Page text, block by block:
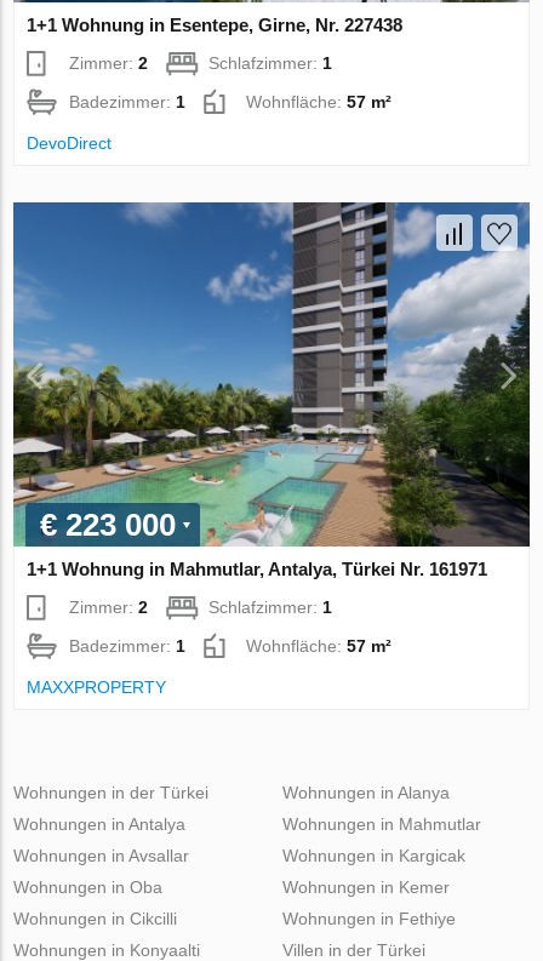
1+1 Wohnung in Esentepe, Girne, Nr. 227438
Zimmer:2 Schlafzimmer: 1
Badezimmer: 1 Wohnfläche:57 m²
DevoDirect
€ 223 000
1+1 Wohnung in Mahmutlar, Antalya, Türkei Nr. 161971
Zimmer:2 Schlafzimmer: 1
Badezimmer: 1 Wohnfläche:57 m²
MAXXPROPERTY
Wohnungen in der Türkei
Wohnungen in Antalya
Wohnungen in Avsallar
Wohnungen in Oba
Wohnungen in Cikcilli
Wohnungen in Alanya
Wohnungen in Mahmutlar
Wohnungen in Kargicak
Wohnungen in Kemer
Wohnungen in Fethiye
Wohnungen in Konyaalti
Villen in der Türkei